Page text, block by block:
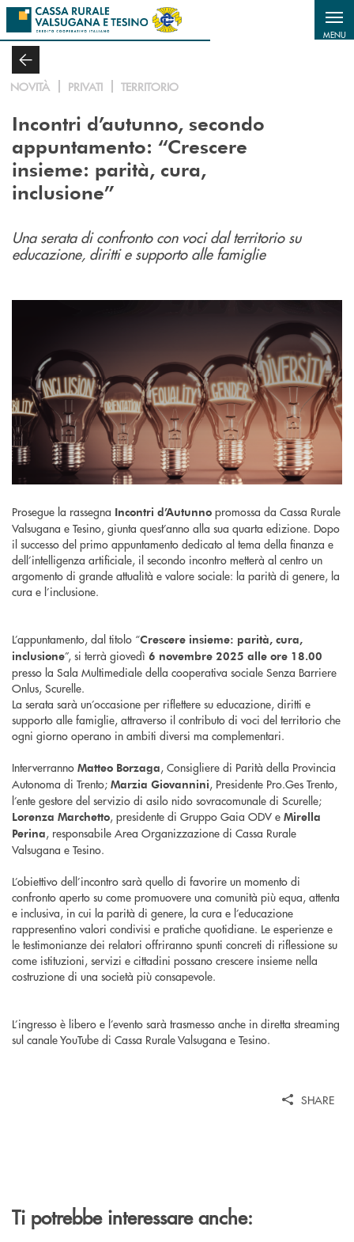
Salta al contenuto principale
MENU
NOVITÀ PRIVATI TERRITORIO
Incontri d’autunno, secondo
appuntamento: “Crescere
insieme: parità, cura,
inclusione”
Una serata di confronto con voci dal territorio su
educazione, diritti e supporto alle famiglie
Prosegue la rassegna Incontri d’Autunno promossa da Cassa Rurale
Valsugana e Tesino, giunta quest’anno alla sua quarta edizione. Dopo
il successo del primo appuntamento dedicato al tema della finanza e
dell’intelligenza artificiale, il secondo incontro metterà al centro un
argomento di grande attualità e valore sociale: la parità di genere, la
cura e l’inclusione.
L’appuntamento, dal titolo “Crescere insieme: parità, cura,
inclusione”, si terrà giovedì 6 novembre 2025 alle ore 18.00
presso la Sala Multimediale della cooperativa sociale Senza Barriere
Onlus, Scurelle.
La serata sarà un’occasione per riflettere su educazione, diritti e
supporto alle famiglie, attraverso il contributo di voci del territorio che
ogni giorno operano in ambiti diversi ma complementari.
Interverranno Matteo Borzaga, Consigliere di Parità della Provincia
Autonoma di Trento; Marzia Giovannini, Presidente Pro.Ges Trento,
l’ente gestore del servizio di asilo nido sovracomunale di Scurelle;
Lorenza Marchetto, presidente di Gruppo Gaia ODV e Mirella
Perina, responsabile Area Organizzazione di Cassa Rurale
Valsugana e Tesino.
L’obiettivo dell’incontro sarà quello di favorire un momento di
confronto aperto su come promuovere una comunità più equa, attenta
e inclusiva, in cui la parità di genere, la cura e l’educazione
rappresentino valori condivisi e pratiche quotidiane. Le esperienze e
le testimonianze dei relatori offriranno spunti concreti di riflessione su
come istituzioni, servizi e cittadini possano crescere insieme nella
costruzione di una società più consapevole.
L’ingresso è libero e l’evento sarà trasmesso anche in diretta streaming
sul canale YouTube di Cassa Rurale Valsugana e Tesino.
SHARE
Ti potrebbe interessare anche: